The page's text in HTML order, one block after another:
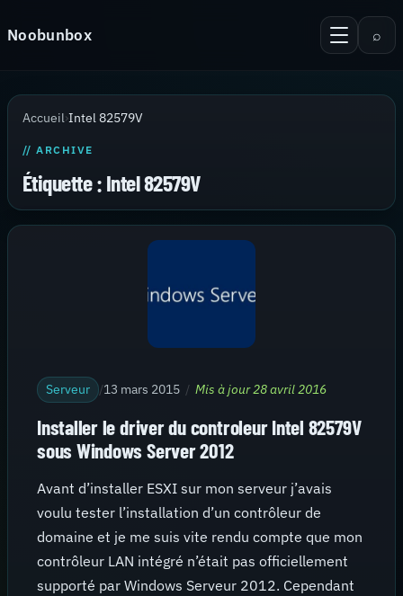
Noobunbox
Android
Serveur
Thèmes pour PuTTy
Recherche
⌕
Accueil›Intel 82579V
// ARCHIVE
Étiquette :Intel 82579V
Serveur /13 mars 2015 / Mis à jour 28 avril 2016
Installer le driver du controleur Intel 82579V
sous Windows Server 2012
Avant d’installer ESXI sur mon serveur j’avais
voulu tester l’installation d’un contrôleur de
domaine et je me suis vite rendu compte que mon
contrôleur LAN intégré n’était pas officiellement
supporté par Windows Serveur 2012. Cependant